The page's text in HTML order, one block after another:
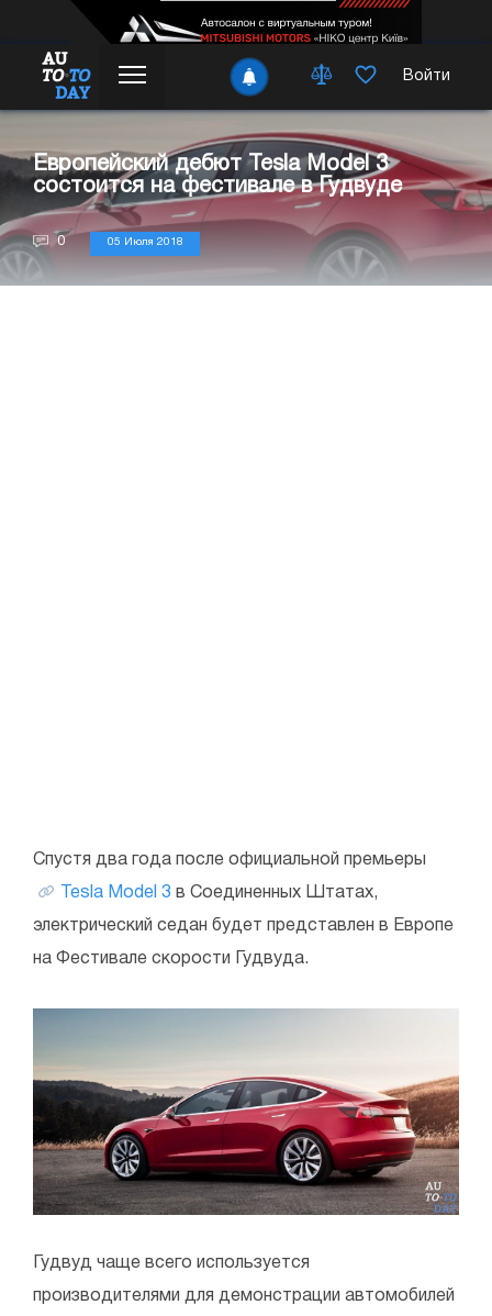
Войти
Европейский дебют Tesla Model 3
состоится на фестивале в Гудвуде
0 05 Июля 2018
Спустя два года после официальной премьеры
Tesla Model 3 в Соединенных Штатах,
электрический седан будет представлен в Европе
на Фестивале скорости Гудвуда.
Гудвуд чаще всего используется
производителями для демонстрации автомобилей